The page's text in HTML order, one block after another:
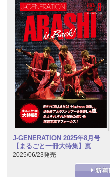
J-GENERATION 2025年8月号
【まるごと一冊大特集】嵐
2025/06/23発売